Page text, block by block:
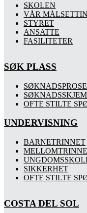
SKOLEN
VÅR
STYRET
ANSATTE
FASILITETER
SØK PLASS
OFTE STILTE
UNDERVISNING
BARNETRINNET
SIKKERHET
OFTE STILTE
COSTA DEL SOL